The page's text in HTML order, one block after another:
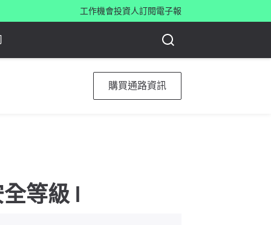
工作機會投資人訂閱電子報
購買通路資訊
等級 I